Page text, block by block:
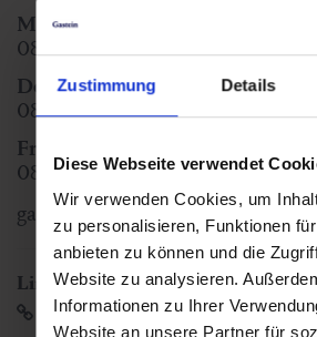
Zustimmung Details
Diese Webseite verwendet
Wir verwenden Cookies, um
zu personalisieren, Funktionen
anbieten zu können und die
Website zu analysieren.
Informationen zu Ihrer
Website an unsere Partner für
Mittwoch
08:00 - 23:00
Donnerstag
08:00 - 23:00
Freitag
08:00 - 23:00
ganzjährig mietbar
Links
Website